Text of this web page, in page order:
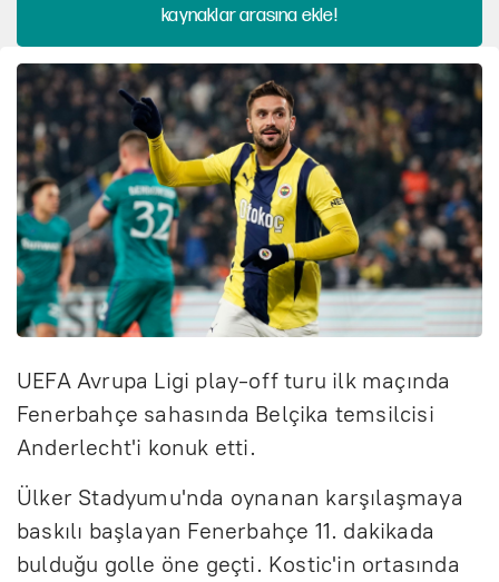
kaynaklar arasına ekle!
UEFA Avrupa Ligi play-off turu ilk maçında
Fenerbahçe sahasında Belçika temsilcisi
Anderlecht'i konuk etti.
Ülker Stadyumu'nda oynanan karşılaşmaya
baskılı başlayan Fenerbahçe 11. dakikada
bulduğu golle öne geçti. Kostic'in ortasında